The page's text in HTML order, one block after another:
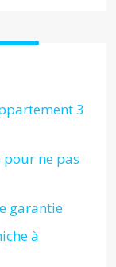
3
pour ne pas
garantie
à